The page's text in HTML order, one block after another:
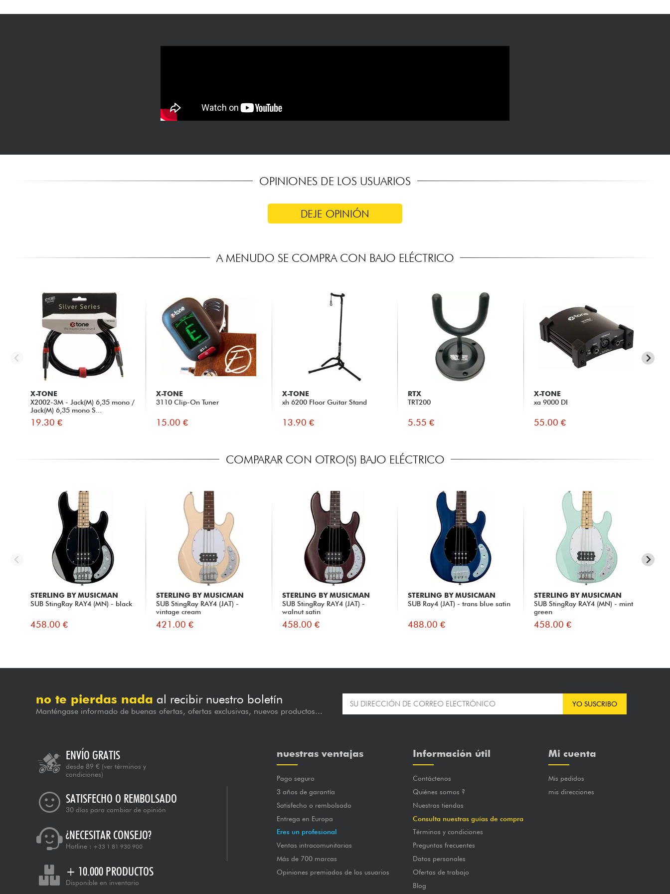
OPINIONES DE LOS USUARIOS
DEJE OPINIÓN
A MENUDO SE COMPRA CON BAJO ELÉCTRICO
X-TONE
X2002-3M - Jack(M) 6,35 mono /
Jack(M) 6,35 mono S...
19.30 €
X-TONE
3110 Clip-On Tuner
15.00 €
X-TONE
xh 6200 Floor Guitar Stand
13.90 €
RTX
TRT200
5.55 €
X-TONE
xa 9000 DI
55.00 €
COMPARAR CON OTRO(S) BAJO ELÉCTRICO
STERLING BY MUSICMAN
SUB StingRay RAY4 (MN) - black
458.00 €
STERLING BY MUSICMAN
SUB StingRay RAY4 (JAT) -
vintage cream
421.00 €
STERLING BY MUSICMAN
SUB StingRay RAY4 (JAT) -
walnut satin
458.00 €
STERLING BY MUSICMAN
SUB Ray4 (JAT) - trans blue satin
488.00 €
STERLING BY MUSICMAN
SUB StingRay RAY4 (MN) - mint
green
458.00 €
no te pierdas nada al recibir nuestro boletín
Manténgase informado de buenas ofertas, ofertas exclusivas, nuevos productos...
YO SUSCRIBO
ENVÍO GRATIS
desde 89 € (ver términos y
condiciones)
SATISFECHO O REMBOLSADO
30 días para cambiar de opinión
¿NECESITAR CONSEJO?
Hotline : +33 1 81 930 900
+ 10.000 PRODUCTOS
Disponible en inventario
nuestras ventajas
Pago seguro
3 años de garantía
Satisfecho o rembolsado
Entrega en Europa
Eres un profesional
Ventas intracomunitarias
Más de 700 marcas
Opiniones premiados de los usuarios
Información útil
Contáctenos
Quiénes somos ?
Nuestras tiendas
Consulta nuestras guías de compra
Términos y condiciones
Preguntas frecuentes
Datos personales
Ofertas de trabajo
Blog
Mi cuenta
Mis pedidos
mis direcciones